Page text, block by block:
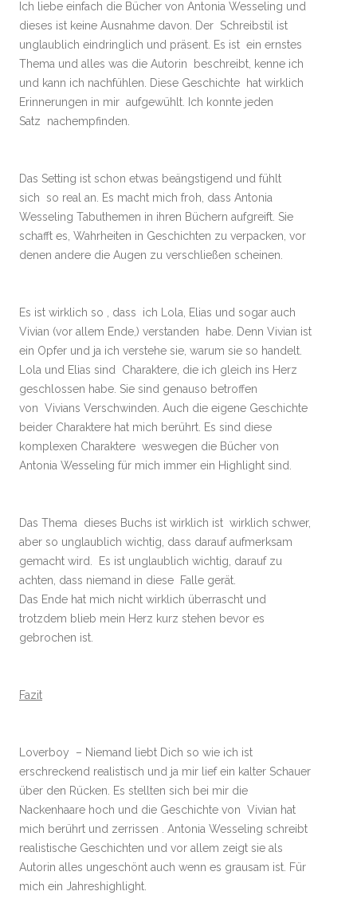
Ich liebe einfach die Bücher von Antonia Wesseling und
dieses ist keine Ausnahme davon. Der Schreibstil ist
unglaublich eindringlich und präsent. Es ist ein ernstes
Thema und alles was die Autorin beschreibt, kenne ich
und kann ich nachfühlen. Diese Geschichte hat wirklich
Erinnerungen in mir aufgewühlt. Ich konnte jeden
Satz nachempfinden.
Das Setting ist schon etwas beängstigend und fühlt
sich so real an. Es macht mich froh, dass Antonia
Wesseling Tabuthemen in ihren Büchern aufgreift. Sie
schafft es, Wahrheiten in Geschichten zu verpacken, vor
denen andere die Augen zu verschließen scheinen.
Es ist wirklich so , dass ich Lola, Elias und sogar auch
Vivian (vor allem Ende,) verstanden habe. Denn Vivian ist
ein Opfer und ja ich verstehe sie, warum sie so handelt.
Lola und Elias sind Charaktere, die ich gleich ins Herz
geschlossen habe. Sie sind genauso betroffen
von Vivians Verschwinden. Auch die eigene Geschichte
beider Charaktere hat mich berührt. Es sind diese
komplexen Charaktere weswegen die Bücher von
Antonia Wesseling für mich immer ein Highlight sind.
Das Thema dieses Buchs ist wirklich ist wirklich schwer,
aber so unglaublich wichtig, dass darauf aufmerksam
gemacht wird. Es ist unglaublich wichtig, darauf zu
achten, dass niemand in diese Falle gerät.
Das Ende hat mich nicht wirklich überrascht und
trotzdem blieb mein Herz kurz stehen bevor es
gebrochen ist.
Fazit
Loverboy – Niemand liebt Dich so wie ich ist
erschreckend realistisch und ja mir lief ein kalter Schauer
über den Rücken. Es stellten sich bei mir die
Nackenhaare hoch und die Geschichte von Vivian hat
mich berührt und zerrissen . Antonia Wesseling schreibt
realistische Geschichten und vor allem zeigt sie als
Autorin alles ungeschönt auch wenn es grausam ist. Für
mich ein Jahreshighlight.